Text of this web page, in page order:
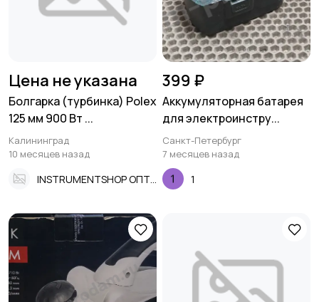
Цена не указана
Болгарка (турбинка) Polex
125 мм 900 Вт ...
Калининград
10 месяцев назад
399 ₽
Аккумуляторная батарея
для электроинстру...
Санкт-Петербург
7 месяцев назад
1